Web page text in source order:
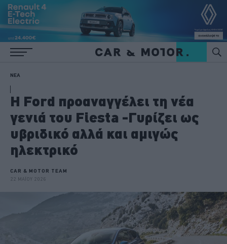
ΝΕΑ
Η Ford προαναγγέλει τη νέα
γενιά του Fiesta -Γυρίζει ως
υβριδικό αλλά και αμιγώς
ηλεκτρικό
CAR & MOTOR TEAM
22 ΜΑΪΟΥ 2026